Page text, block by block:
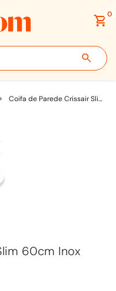
0
Coifa de Parede Crissair Slim 60cm Inox
60cm Inox